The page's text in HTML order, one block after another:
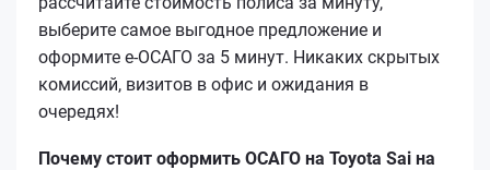
выберите самое выгодное предложение и
оформите е‑ОСАГО за 5 минут. Никаких скрытых
комиссий, визитов в офис и ожидания в
очередях!
Почему стоит оформить ОСАГО на Toyota Sai на